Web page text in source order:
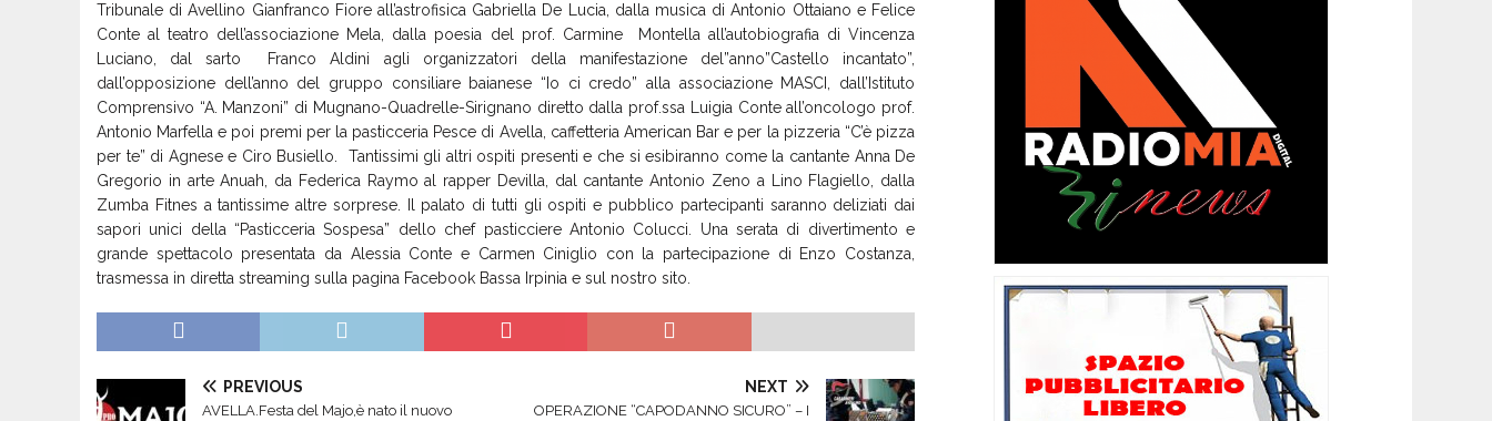
Tribunale di Avellino Gianfranco Fiore all’astrofisica Gabriella De Lucia, dalla musica di Antonio Ottaiano e Felice
Conte al teatro dell’associazione Mela, dalla poesia del prof. Carmine Montella all’autobiografia di Vincenza
Luciano, dal sarto Franco Aldini agli organizzatori della manifestazione del”anno”Castello incantato”,
dall’opposizione dell’anno del gruppo consiliare baianese “Io ci credo” alla associazione MASCI, dall’Istituto
Comprensivo “A. Manzoni” di Mugnano-Quadrelle-Sirignano diretto dalla prof.ssa Luigia Conte all’oncologo prof.
Antonio Marfella e poi premi per la pasticceria Pesce di Avella, caffetteria American Bar e per la pizzeria “C’è pizza
per te” di Agnese e Ciro Busiello. Tantissimi gli altri ospiti presenti e che si esibiranno come la cantante Anna De
Gregorio in arte Anuah, da Federica Raymo al rapper Devilla, dal cantante Antonio Zeno a Lino Flagiello, dalla
Zumba Fitnes a tantissime altre sorprese. Il palato di tutti gli ospiti e pubblico partecipanti saranno deliziati dai
sapori unici della “Pasticceria Sospesa” dello chef pasticciere Antonio Colucci. Una serata di divertimento e
grande spettacolo presentata da Alessia Conte e Carmen Ciniglio con la partecipazione di Enzo Costanza,
trasmessa in diretta streaming sulla pagina Facebook Bassa Irpinia e sul nostro sito.
PREVIOUS
AVELLA.Festa del Majo,è nato il nuovo
NEXT
OPERAZIONE “CAPODANNO SICURO” – I